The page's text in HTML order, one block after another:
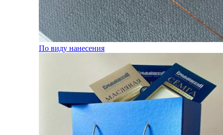
По виду нанесения